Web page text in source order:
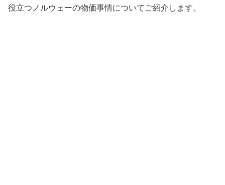
役立つノルウェーの物価事情についてご紹介します。